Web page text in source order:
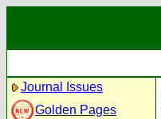
Journal Issues
Golden Pages